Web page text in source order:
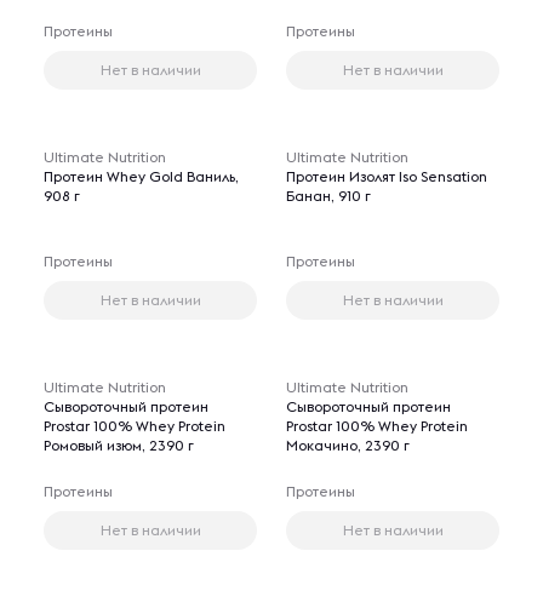
Протеины
Нет в наличии
Протеины
Нет в наличии
Ultimate Nutrition
Протеин Whey Gold Ваниль,
908 г
Протеины
Нет в наличии
Ultimate Nutrition
Протеин Изолят Iso Sensation
Банан, 910 г
Протеины
Нет в наличии
Ultimate Nutrition
Сывороточный протеин
Prostar 100% Whey Protein
Ромовый изюм, 2390 г
Протеины
Нет в наличии
Ultimate Nutrition
Сывороточный протеин
Prostar 100% Whey Protein
Мокачино, 2390 г
Протеины
Нет в наличии